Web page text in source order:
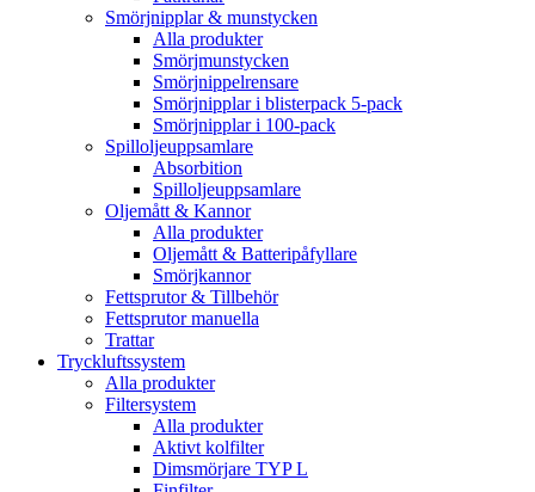
Smörjnipplar & munstycken
Alla produkter
Smörjmunstycken
Smörjnippelrensare
Smörjnipplar i blisterpack 5-pack
Smörjnipplar i 100-pack
Spilloljeuppsamlare
Absorbition
Spilloljeuppsamlare
Oljemått & Kannor
Alla produkter
Oljemått & Batteripåfyllare
Smörjkannor
Fettsprutor & Tillbehör
Fettsprutor manuella
Trattar
Tryckluftssystem
Alla produkter
Filtersystem
Alla produkter
Aktivt kolfilter
Dimsmörjare TYP L